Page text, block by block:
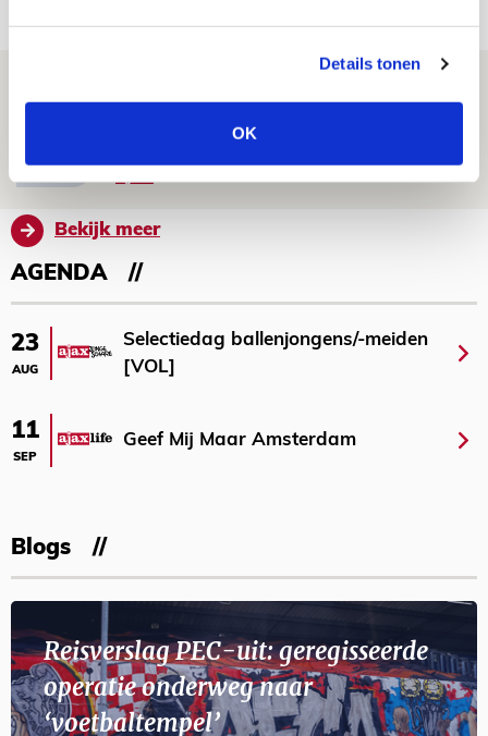
Details tonen
OK
Bekijk meer
AGENDA
23
AUG
Selectiedag ballenjongens/-meiden
[VOL]
11
SEP
Geef Mij Maar Amsterdam
Blogs
Reisverslag PEC-uit: geregisseerde
operatie onderweg naar
‘voetbaltempel’